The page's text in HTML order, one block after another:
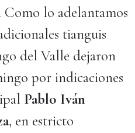
lo adelantamos
tianguis
del Valle dejaron
por indicaciones
Pablo Iván
, en estricto